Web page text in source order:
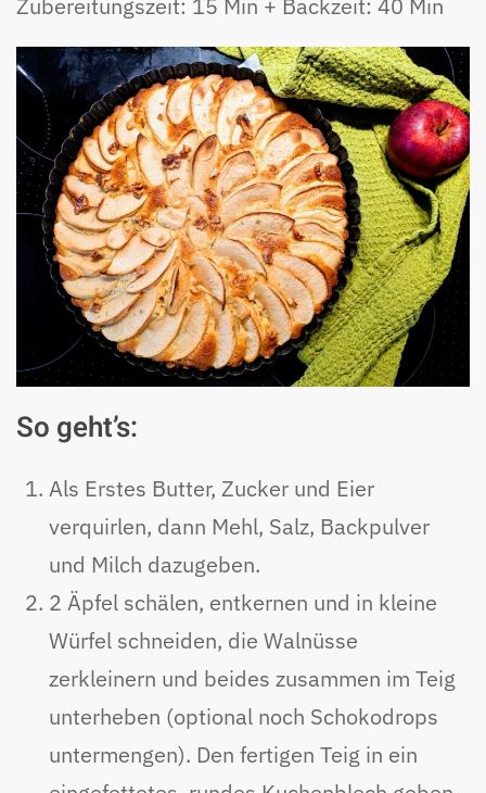
So geht’s:
Als Erstes Butter, Zucker und Eier
verquirlen, dann Mehl, Salz, Backpulver
und Milch dazugeben.
2 Äpfel schälen, entkernen und in kleine
Würfel schneiden, die Walnüsse
zerkleinern und beides zusammen im Teig
unterheben (optional noch Schokodrops
untermengen). Den fertigen Teig in ein